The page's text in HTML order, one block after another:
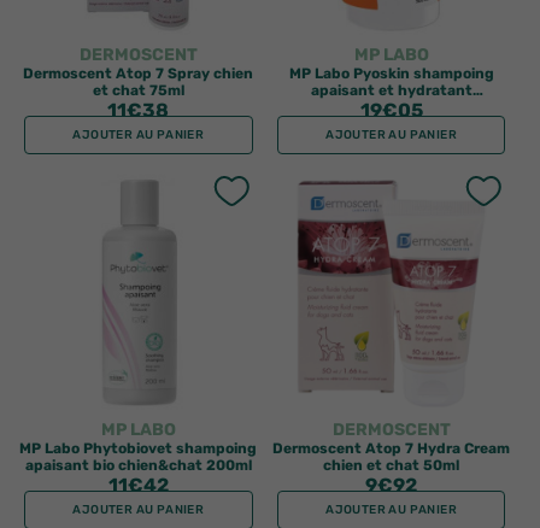
DERMOSCENT
Dermoscent Atop 7 Spray chien
et chat 75ml
11€38
AJOUTER AU PANIER
MP LABO
MP Labo Pyoskin shampoing
apaisant et hydratant
chat&chien 500ml
19€05
AJOUTER AU PANIER
MP LABO
MP Labo Phytobiovet shampoing
apaisant bio chien&chat 200ml
11€42
AJOUTER AU PANIER
DERMOSCENT
Dermoscent Atop 7 Hydra Cream
chien et chat 50ml
9€92
AJOUTER AU PANIER